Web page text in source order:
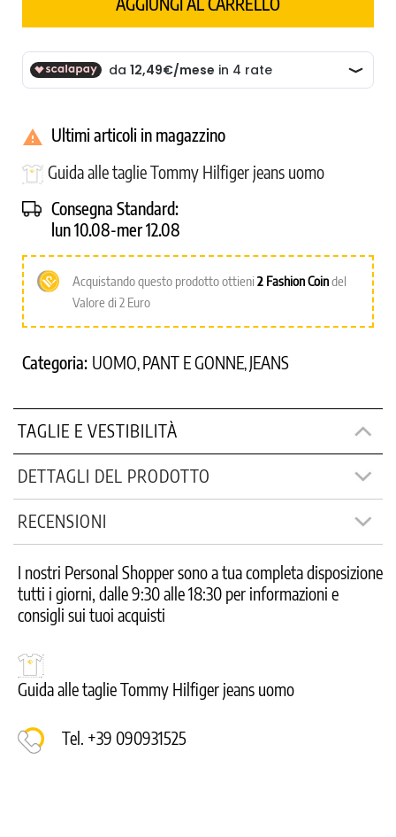
 Ultimi articoli in magazzino
Guida alle taglie Tommy Hilfiger jeans uomo
Consegna Standard:
lun 10.08-mer 12.08
Acquistando questo prodotto ottieni 2 Fashion Coindel
Valore di 2 Euro
Categoria: UOMO PANT E GONNE JEANS
TAGLIE E VESTIBILITÀ
DETTAGLI DEL PRODOTTO
RECENSIONI
I nostri Personal Shopper sono a tua completa disposizione
tutti i giorni, dalle 9:30 alle 18:30 per informazioni e
consigli sui tuoi acquisti
Guida alle taglie Tommy Hilfiger jeans uomo
Tel. +39 090931525